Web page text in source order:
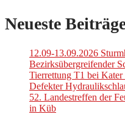
Neueste
12.09-13.09.2026
Bezirksübergreifender
Tierrettung T1 bei
Defekter
52. Landestreffen der
in Küb